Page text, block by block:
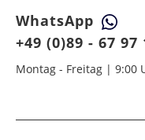
WhatsApp
+49 (0)89 - 67 97
Montag - Freitag | 9:00